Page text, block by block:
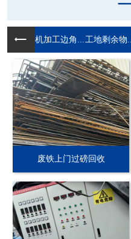
机加工边角... 工地剩余物...
废铁上门过磅回收